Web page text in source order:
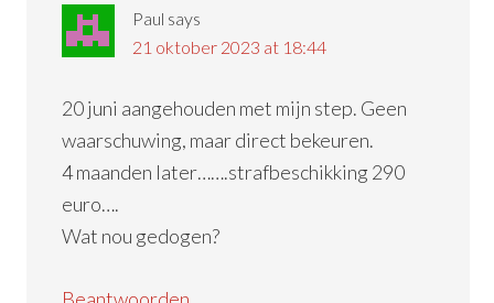
Paul says
21 oktober 2023 at 18:44
20 juni aangehouden met mijn step. Geen
waarschuwing, maar direct bekeuren.
4 maanden later…….strafbeschikking 290
euro….
Wat nou gedogen?